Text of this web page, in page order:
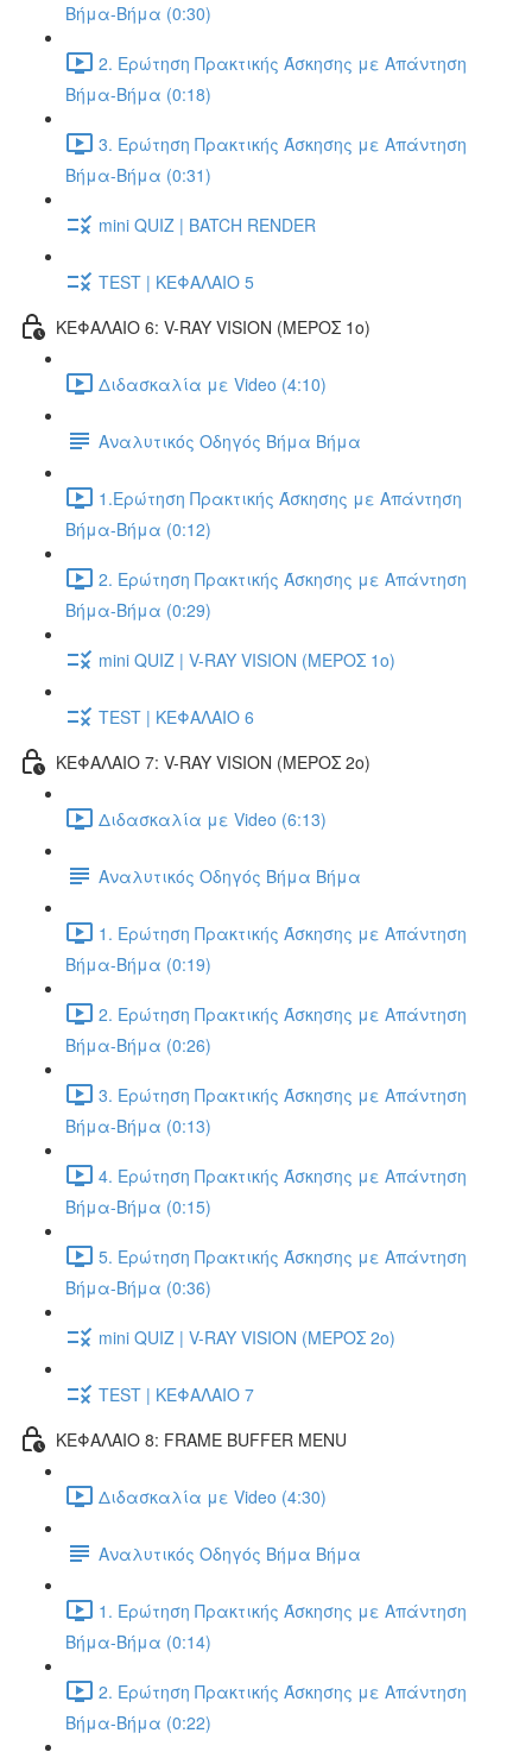
Βήμα-Βήμα (0:30)
2. Ερώτηση Πρακτικής Άσκησης με Απάντηση
Βήμα-Βήμα (0:18)
3. Ερώτηση Πρακτικής Άσκησης με Απάντηση
Βήμα-Βήμα (0:31)
mini QUIZ | BATCH RENDER
TEST | ΚΕΦΑΛΑΙΟ 5
ΚΕΦΑΛΑΙΟ 6: V-RAY VISION (ΜΕΡΟΣ 1ο)
Διδασκαλία με Video (4:10)
Αναλυτικός Οδηγός Βήμα Βήμα
1.Ερώτηση Πρακτικής Άσκησης με Απάντηση
Βήμα-Βήμα (0:12)
2. Ερώτηση Πρακτικής Άσκησης με Απάντηση
Βήμα-Βήμα (0:29)
mini QUIZ | V-RAY VISION (ΜΕΡΟΣ 1ο)
TEST | ΚΕΦΑΛΑΙΟ 6
ΚΕΦΑΛΑΙΟ 7: V-RAY VISION (ΜΕΡΟΣ 2ο)
Διδασκαλία με Video (6:13)
Αναλυτικός Οδηγός Βήμα Βήμα
1. Ερώτηση Πρακτικής Άσκησης με Απάντηση
Βήμα-Βήμα (0:19)
2. Ερώτηση Πρακτικής Άσκησης με Απάντηση
Βήμα-Βήμα (0:26)
3. Ερώτηση Πρακτικής Άσκησης με Απάντηση
Βήμα-Βήμα (0:13)
4. Ερώτηση Πρακτικής Άσκησης με Απάντηση
Βήμα-Βήμα (0:15)
5. Ερώτηση Πρακτικής Άσκησης με Απάντηση
Βήμα-Βήμα (0:36)
mini QUIZ | V-RAY VISION (ΜΕΡΟΣ 2ο)
TEST | ΚΕΦΑΛΑΙΟ 7
ΚΕΦΑΛΑΙΟ 8: FRAME BUFFER MENU
Διδασκαλία με Video (4:30)
Αναλυτικός Οδηγός Βήμα Βήμα
1. Ερώτηση Πρακτικής Άσκησης με Απάντηση
Βήμα-Βήμα (0:14)
2. Ερώτηση Πρακτικής Άσκησης με Απάντηση
Βήμα-Βήμα (0:22)